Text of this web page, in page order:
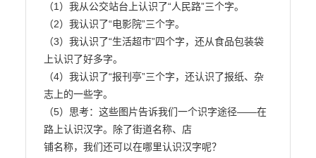
（1）我从公交站台上认识了“人民路”三个字。
（2）我认识了“电影院”三个字。
（3）我认识了“生活超市”四个字，还从食品包装袋
上认识了好多字。
（4）我认识了“报刊亭”三个字，还认识了报纸、杂
志上的一些字。
（5）思考：这些图片告诉我们一个识字途径——在
路上认识汉字。除了街道名称、店
铺名称，我们还可以在哪里认识汉字呢？